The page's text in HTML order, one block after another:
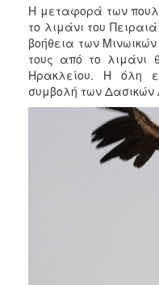
2010
2006
Η μεταφορά των
το λιμάνι του
βοήθεια των
τους από το λιμάνι
Ηρακλείου. Η όλη
συμβολή των Δασικών